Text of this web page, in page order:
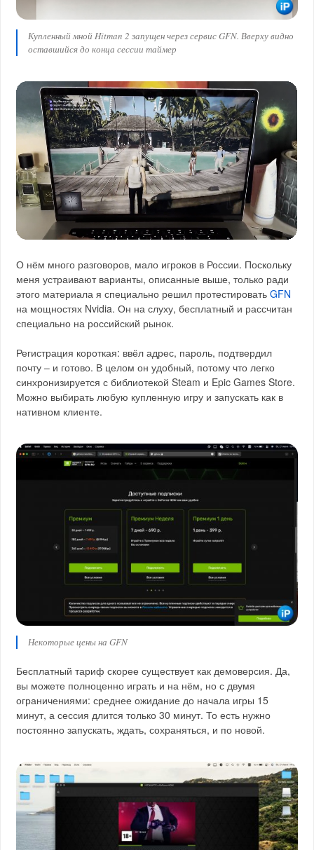
Купленный мной Hitman 2 запущен через сервис GFN. Вверху видно
оставшийся до конца сессии таймер
О нём много разговоров, мало игроков в России. Поскольку
меня устраивают варианты, описанные выше, только ради
этого материала я специально решил протестироватьGFN
на мощностях Nvidia. Он на слуху, бесплатный и рассчитан
специально на российский рынок.
Регистрация короткая: ввёл адрес, пароль, подтвердил
почту – и готово. В целом он удобный, потому что легко
синхронизируется с библиотекой Steam и Epic Games Store.
Можно выбирать любую купленную игру и запускать как в
нативном клиенте.
Некоторые цены на GFN
Бесплатный тариф скорее существует как демоверсия. Да,
вы можете полноценно играть и на нём, но с двумя
ограничениями: среднее ожидание до начала игры 15
минут, а сессия длится только 30 минут. То есть нужно
постоянно запускать, ждать, сохраняться, и по новой.